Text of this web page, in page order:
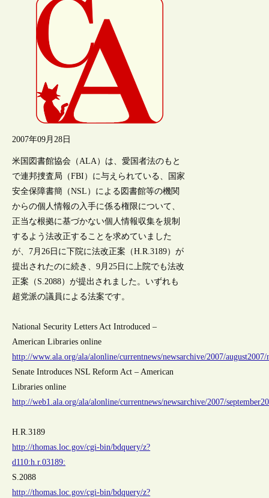
2007年09月28日
米国図書館協会（ALA）は、愛国者法のもと
で連邦捜査局（FBI）に与えられている、国家
安全保障書簡（NSL）による図書館等の機関
からの個人情報の入手に係る権限について、
正当な根拠に基づかない個人情報収集を規制
するよう法改正することを求めていました
が、7月26日に下院に法改正案（H.R.3189）が
提出されたのに続き、9月25日に上院でも法改
正案（S.2088）が提出されました。いずれも
超党派の議員による法案です。
National Security Letters Act Introduced –
American Libraries online
http://www.ala.org/ala/alonline/currentnews/newsarchive/2007/
Senate Introduces NSL Reform Act – American
Libraries online
http://web1.ala.org/ala/alonline/currentnews/newsarchive/2007/
H.R.3189
http://thomas.loc.gov/cgi-bin/bdquery/z?
d110:h.r.03189:
S.2088
http://thomas.loc.gov/cgi-bin/bdquery/z?